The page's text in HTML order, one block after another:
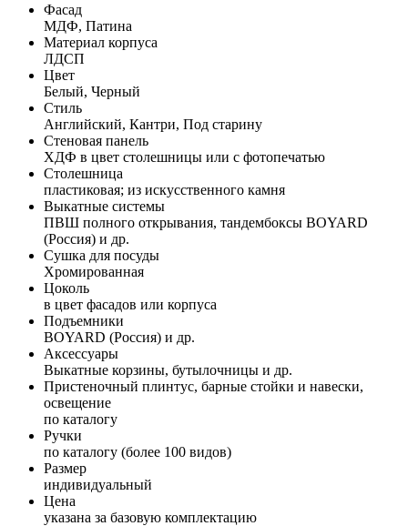
Фасад
МДФ, Патина
Материал корпуса
ЛДСП
Цвет
Белый, Черный
Стиль
Английский, Кантри, Под старину
Стеновая панель
ХДФ в цвет столешницы или с фотопечатью
Столешница
пластиковая; из искусственного камня
Выкатные системы
ПВШ полного открывания, тандембоксы BOYARD
(Россия) и др.
Сушка для посуды
Хромированная
Цоколь
в цвет фасадов или корпуса
Подъемники
BOYARD (Россия) и др.
Аксессуары
Выкатные корзины, бутылочницы и др.
Пристеночный плинтус, барные стойки и навески,
освещение
по каталогу
Ручки
по каталогу (более 100 видов)
Размер
индивидуальный
Цена
указана за базовую комплектацию